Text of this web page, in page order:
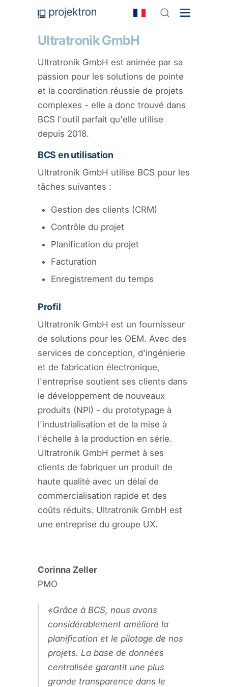
Ultratronik GmbH
Ultratronik GmbH est animée par sa
passion pour les solutions de pointe
et la coordination réussie de projets
complexes - elle a donc trouvé dans
BCS l'outil parfait qu'elle utilise
depuis 2018.
BCS en utilisation
Ultratronik GmbH utilise BCS pour les
tâches suivantes :
Gestion des clients (CRM)
Contrôle du projet
Planification du projet
Facturation
Enregistrement du temps
Profil
Ultratronik GmbH est un fournisseur
de solutions pour les OEM. Avec des
services de conception, d'ingénierie
et de fabrication électronique,
l'entreprise soutient ses clients dans
le développement de nouveaux
produits (NPI) - du prototypage à
l'industrialisation et de la mise à
l'échelle à la production en série.
Ultratronik GmbH permet à ses
clients de fabriquer un produit de
haute qualité avec un délai de
commercialisation rapide et des
coûts réduits. Ultratronik GmbH est
une entreprise du groupe UX.
Corinna Zeller
PMO
Grâce à BCS, nous avons
considérablement amélioré la
planification et le pilotage de nos
projets. La base de données
centralisée garantit une plus
grande transparence dans le